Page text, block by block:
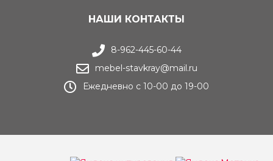
НАШИ КОНТАКТЫ
8-962-445-60-44
mebel-stavkray@mail.ru
Ежедневно с 10-00 до 19-00